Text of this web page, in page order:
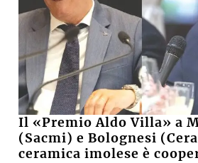
Il «Premio Aldo Villa» a
(Sacmi) e Bolognesi
ceramica imolese è